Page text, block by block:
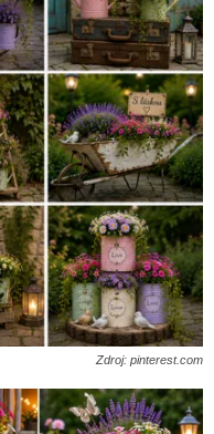
Zdroj: pinterest.com